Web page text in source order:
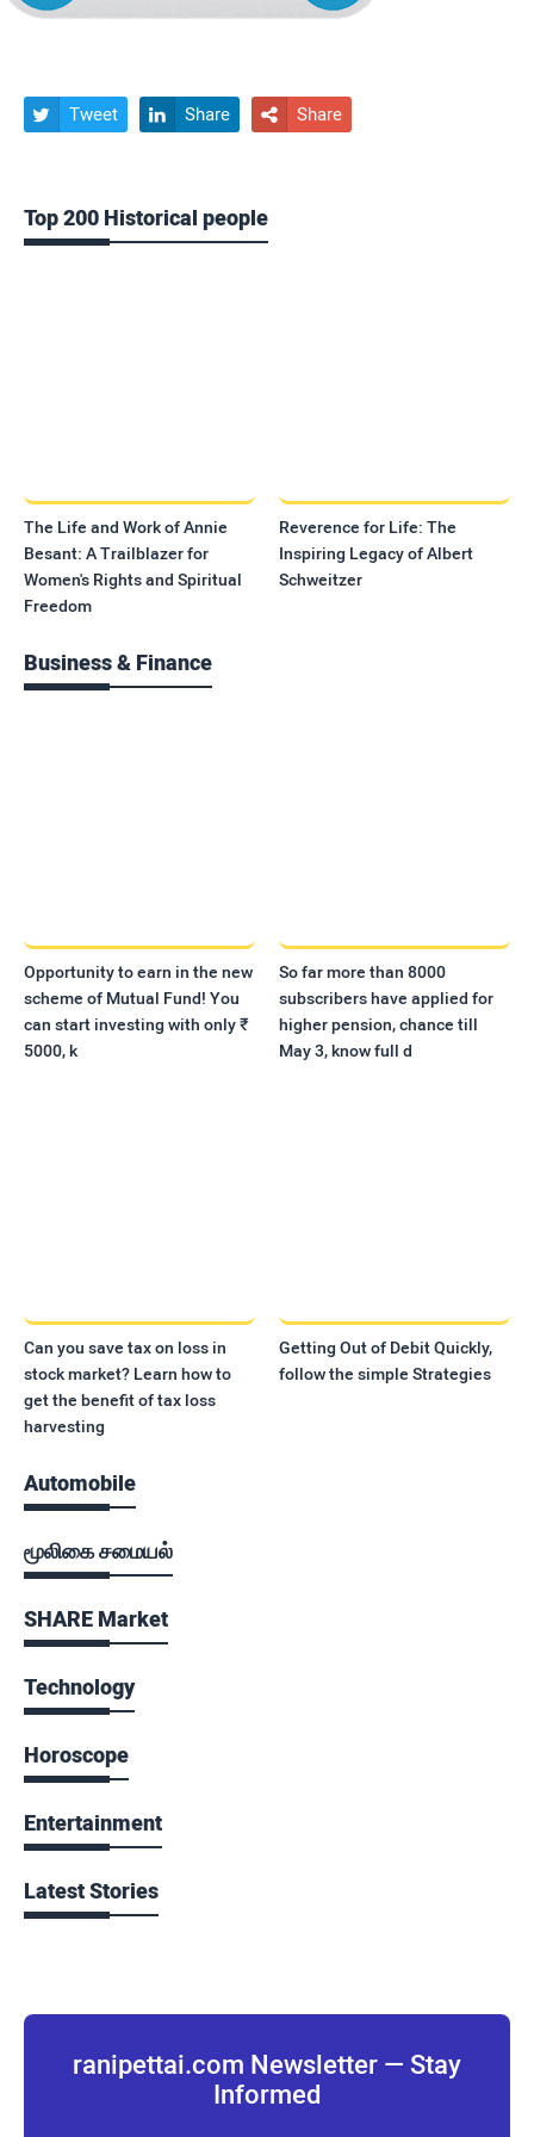
 Tweet  Share  Share
Top 200 Historical people
The Life and Work of Annie
Besant: A Trailblazer for
Women's Rights and Spiritual
Freedom
Reverence for Life: The
Inspiring Legacy of Albert
Schweitzer
Business & Finance
Opportunity to earn in the new
scheme of Mutual Fund! You
can start investing with only ₹
5000, k
So far more than 8000
subscribers have applied for
higher pension, chance till
May 3, know full d
Can you save tax on loss in
stock market? Learn how to
get the benefit of tax loss
harvesting
Getting Out of Debit Quickly,
follow the simple Strategies
Automobile
மூலிகை சமையல்
SHARE Market
Technology
Horoscope
Entertainment
Latest Stories
ranipettai.com Newsletter — Stay
Informed